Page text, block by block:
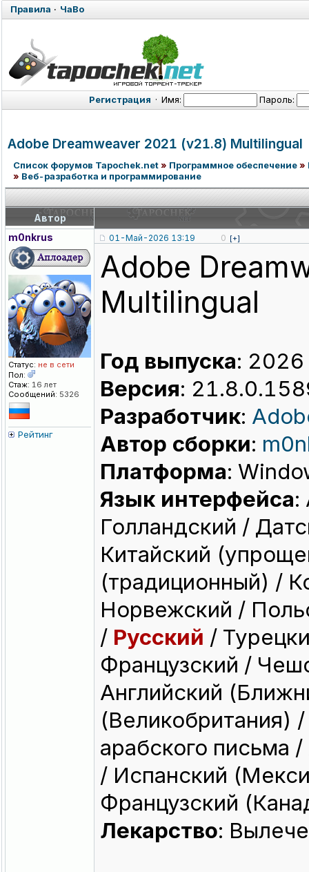
Правила · ЧаВо
Регистрация · Имя: Пароль:
Adobe Dreamweaver 2021 (v21.8) Multilingual
Список форумов Tapochek.net» Программное обеспечение»
» Веб-разработка и программирование
Автор
m0nkrus
Статус: не в сети
Пол:
Стаж: 16 лет
Сообщений: 5326
Рейтинг
01-Май-2026 13:19 0 [+]
Adobe
Multilingual
Год выпуска: 2026
Версия:
Разработчик:
Автор сборки:
Платформа:
Язык интерфейса:
Голландский /
Китайский
(традиционный) /
Норвежский /
/ Русский /
Французский /
Английский
(Великобритания)
арабского письма
/ Испанский
Французский
Лекарство: